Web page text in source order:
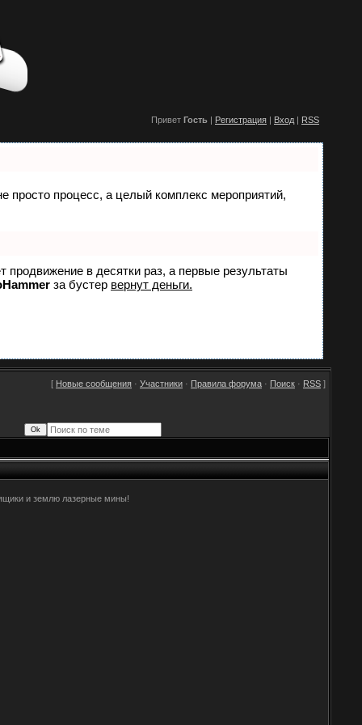
Привет Гость | Регистрация | Вход | RSS
просто процесс, а целый комплекс мероприятий,
продвижение в десятки раз, а первые результаты
за бустер вернут деньги.
[ Новые сообщения · Участники · Правила форума · Поиск · RSS ]
ящики и землю лазерные мины!